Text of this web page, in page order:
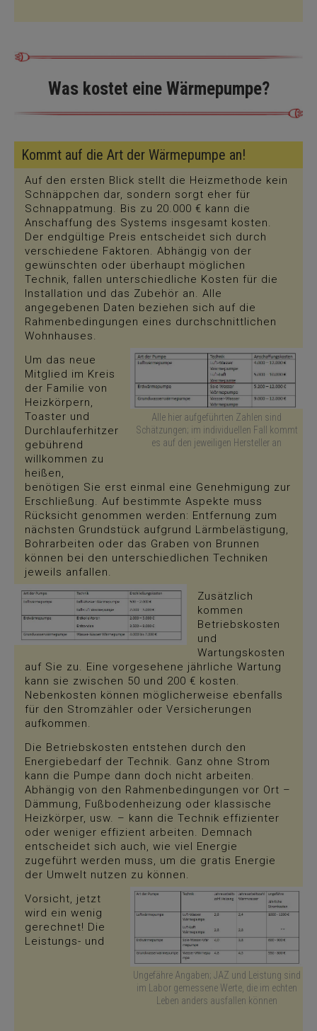
Was kostet eine Wärmepumpe?
Kommt auf die Art der Wärmepumpe an!
Auf den ersten Blick stellt die Heizmethode kein
Schnäppchen dar, sondern sorgt eher für
Schnappatmung. Bis zu 20.000 € kann die
Anschaffung des Systems insgesamt kosten.
Der endgültige Preis entscheidet sich durch
verschiedene Faktoren. Abhängig von der
gewünschten oder überhaupt möglichen
Technik, fallen unterschiedliche Kosten für die
Installation und das Zubehör an. Alle
angegebenen Daten beziehen sich auf die
Rahmenbedingungen eines durchschnittlichen
Wohnhauses.
Alle hier aufgeführten Zahlen sind
Schätzungen; im individuellen Fall kommt
es auf den jeweiligen Hersteller an
Um das neue
Mitglied im Kreis
der Familie von
Heizkörpern,
Toaster und
Durchlauferhitzer
gebührend
willkommen zu
heißen,
benötigen Sie erst einmal eine Genehmigung zur
Erschließung. Auf bestimmte Aspekte muss
Rücksicht genommen werden: Entfernung zum
nächsten Grundstück aufgrund Lärmbelästigung,
Bohrarbeiten oder das Graben von Brunnen
können bei den unterschiedlichen Techniken
jeweils anfallen.
Zusätzlich
kommen
Betriebskosten
und
Wartungskosten
auf Sie zu. Eine vorgesehene jährliche Wartung
kann sie zwischen 50 und 200 € kosten.
Nebenkosten können möglicherweise ebenfalls
für den Stromzähler oder Versicherungen
aufkommen.
Die Betriebskosten entstehen durch den
Energiebedarf der Technik. Ganz ohne Strom
kann die Pumpe dann doch nicht arbeiten.
Abhängig von den Rahmenbedingungen vor Ort –
Dämmung, Fußbodenheizung oder klassische
Heizkörper, usw. – kann die Technik effizienter
oder weniger effizient arbeiten. Demnach
entscheidet sich auch, wie viel Energie
zugeführt werden muss, um die gratis Energie
der Umwelt nutzen zu können.
Ungefähre Angaben; JAZ und Leistung sind
im Labor gemessene Werte, die im echten
Leben anders ausfallen können
Vorsicht, jetzt
wird ein wenig
gerechnet! Die
Leistungs- und